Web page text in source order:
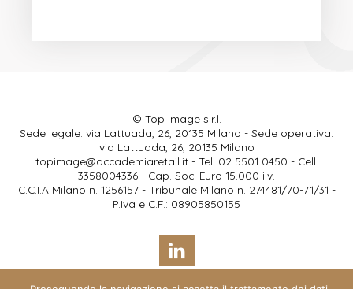
© Top Image s.r.l.
Sede legale: via Lattuada, 26, 20135 Milano - Sede operativa:
via Lattuada, 26, 20135 Milano
topimage@accademiaretail.it - Tel. 02 5501 0450 - Cell.
3358004336 - Cap. Soc. Euro 15.000 i.v.
C.C.I.A Milano n. 1256157 - Tribunale Milano n. 274481/70-71/31 -
P.Iva e C.F.: 08905850155